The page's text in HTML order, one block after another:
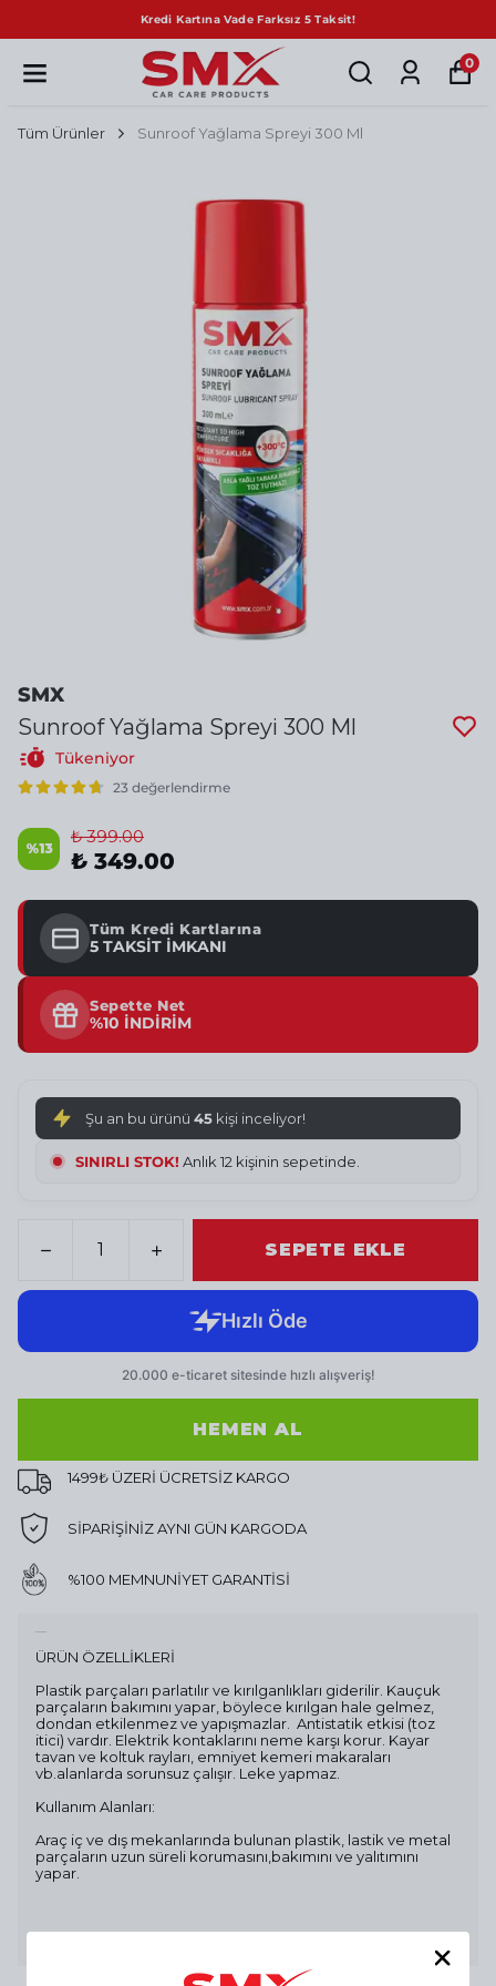
Kredi Kartına Vade Farksız 5 Taksit!
0
Tüm Ürünler Sunroof Yağlama Spreyi 300 Ml
SMX
Sunroof Yağlama Spreyi 300 Ml
Tükeniyor
23 değerlendirme
%13
₺ 399.00
₺ 349.00
Tüm Kredi Kartlarına
5 TAKSİT İMKANI
Sepette Net
%10 İNDİRİM
Şu an bu ürünü 45 kişi inceliyor!
SINIRLI STOK! Anlık 12 kişinin sepetinde.
SEPETE EKLE
HEMEN AL
1499₺ ÜZERİ ÜCRETSİZ KARGO
SİPARİŞİNİZ AYNI GÜN KARGODA
%100 MEMNUNİYET GARANTİSİ
ÜRÜN ÖZELLİKLERİ
Plastik parçaları parlatılır ve kırılganlıkları giderilir. Kauçuk
parçaların bakımını yapar, böylece kırılgan hale gelmez,
dondan etkilenmez ve yapışmazlar. Antistatik etkisi (toz
itici) vardır. Elektrik kontaklarını neme karşı korur. Kayar
tavan ve koltuk rayları, emniyet kemeri makaraları
vb.alanlarda sorunsuz çalışır. Leke yapmaz.
Kullanım Alanları:
Araç iç ve dış mekanlarında bulunan plastik, lastik ve metal
parçaların uzun süreli korumasını,bakımını ve yalıtımını
yapar.